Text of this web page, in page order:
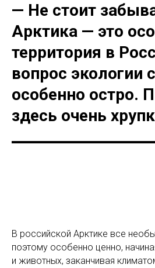
— Не стоит
Арктика — это
территория в
вопрос экологии
особенно остро.
здесь очень
В российской Арктике все
поэтому особенно ценно,
и животных, заканчивая